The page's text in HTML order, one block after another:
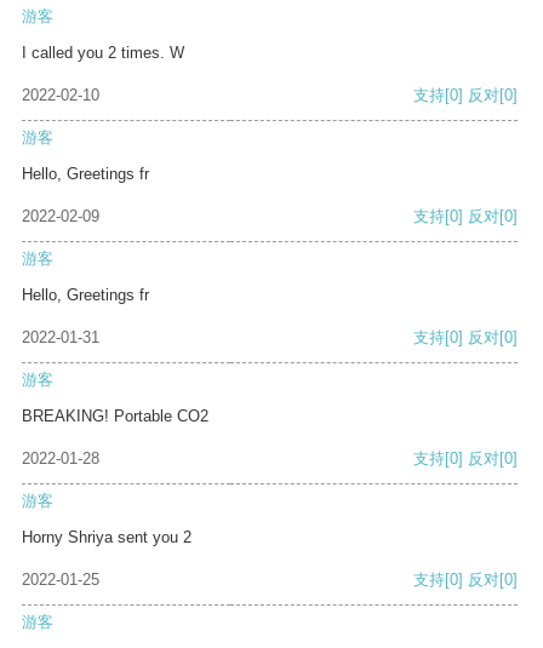
游客
I called you 2 times. W
2022-02-10 支持[0] 反对[0]
游客
Hello, Greetings fr
2022-02-09 支持[0] 反对[0]
游客
Hello, Greetings fr
2022-01-31 支持[0] 反对[0]
游客
BREAKING! Portable CO2
2022-01-28 支持[0] 反对[0]
游客
Horny Shriya sent you 2
2022-01-25 支持[0] 反对[0]
游客